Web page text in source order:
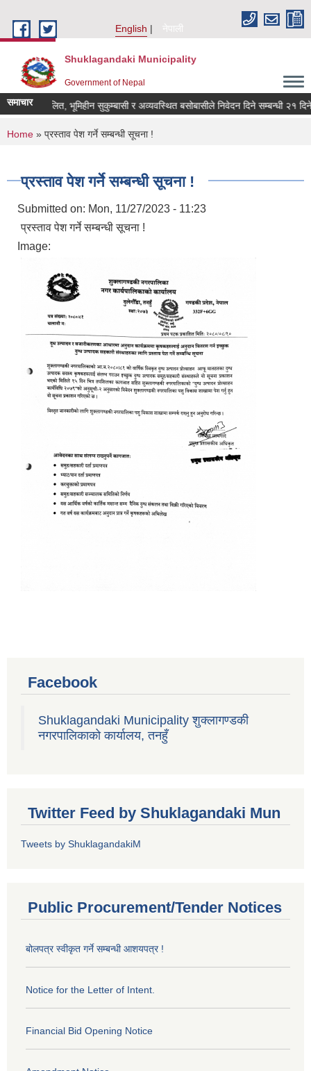
English
नेपाली
Shuklagandaki Municipality
Government of Nepal
समाचार
भूमिहीन दलित, भूमिहीन सुकुम्बासी र अव्यवस्थित बसोबासीले निवेदन दिने सम्बन्धी २१ दिने
You are here
Home » प्रस्ताव पेश गर्ने सम्बन्धी सूचना !
प्रस्ताव पेश गर्ने सम्बन्धी सूचना !
Submitted on: Mon, 11/27/2023 - 11:23
प्रस्ताव पेश गर्ने सम्बन्धी सूचना !
Image:
Facebook
Shuklagandaki Municipality शुक्लागण्डकी
नगरपालिकाको कार्यालय, तनहुँ
Twitter Feed by Shuklagandaki Mun
Tweets by ShuklagandakiM
Public Procurement/Tender Notices
बोलपत्र स्वीकृत गर्ने सम्बन्धी आशयपत्र !
Notice for the Letter of Intent.
Financial Bid Opening Notice